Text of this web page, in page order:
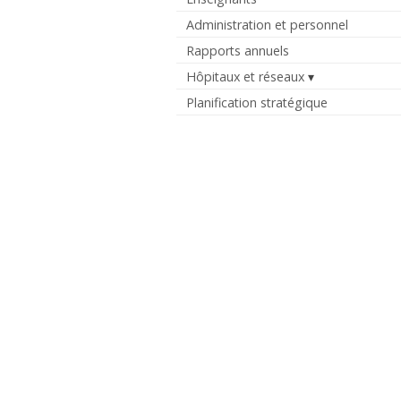
Administration et personnel
Rapports annuels
Hôpitaux et réseaux
Planification stratégique